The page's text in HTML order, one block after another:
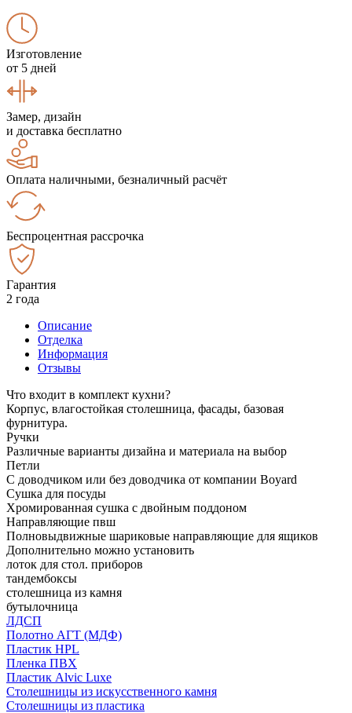
Изготовление
от 5 дней
Замер, дизайн
и доставка бесплатно
Оплата наличными, безналичный расчёт
Беспроцентная рассрочка
Гарантия
2 года
Описание
Отделка
Информация
Отзывы
Что входит в комплект кухни?
Корпус, влагостойкая столешница, фасады, базовая
фурнитура.
Ручки
Различные варианты дизайна и материала на выбор
Петли
С доводчиком или без доводчика от компании Boyard
Сушка для посуды
Хромированная сушка с двойным поддоном
Направляющие пвш
Полновыдвижные шариковые направляющие для ящиков
Дополнительно можно установить
лоток для стол. приборов
тандембоксы
столешница из камня
бутылочница
ЛДСП
Полотно АГТ (МДФ)
Пластик HPL
Пленка ПВХ
Пластик Alvic Luxe
Столешницы из искусственного камня
Столешницы из пластика